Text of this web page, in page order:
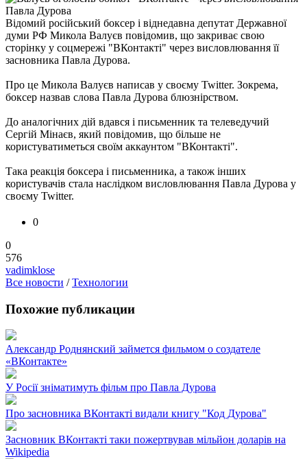
Відомий російський боксер і віднедавна депутат Державної
думи РФ Микола Валуєв повідомив, що закриває свою
сторінку у соцмережі "ВКонтакті" через висловлювання її
засновника Павла Дурова.
Про це Микола Валуєв написав у своєму Twitter. Зокрема,
боксер назвав слова Павла Дурова блюзнірством.
До аналогічних дій вдався і письменник та телеведучий
Сергій Мінаєв, який повідомив, що більше не
користуватиметься своїм аккаунтом "ВКонтакті".
Така реакція боксера і письменника, а також інших
користувачів стала наслідком висловлювання Павла Дурова у
своєму Twitter.
0
0
576
vadimklose
Все новости /Технологии
Похожие публикации
Александр Роднянский займется фильмом о создателе
«ВКонтакте»
У Росії зніматимуть фільм про Павла Дурова
Про засновника ВКонтакті видали книгу "Код Дурова"
Засновник ВКонтакті таки пожертвував мільйон доларів на
Wikipedia